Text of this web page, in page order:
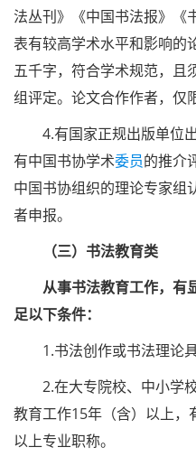
法丛刊》《中国书法报》《
表有较高学术水平和影响的
五千字，符合学术规范，且
组评定。论文合作作者，仅
4.有国家正规出版单位
有中国书协学术委员的推介
中国书协组织的理论专家组
者申报。
（三）书法教育类
从事书法教育工作，有
足以下条件：
1.书法创作或书法理论
2.在大专院校、中小学
教育工作15年（含）以上，
以上专业职称。